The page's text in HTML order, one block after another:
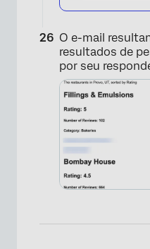
O e-mail
resultados de
por seu